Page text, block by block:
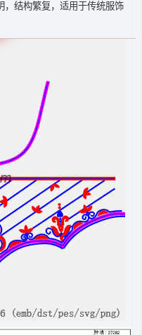
，结构繁复，适用于传统服饰